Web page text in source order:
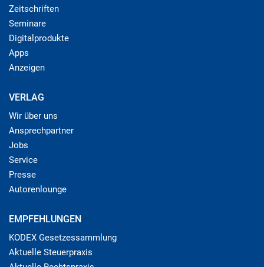
Zeitschriften
Seminare
Digitalprodukte
Apps
Anzeigen
VERLAG
Wir über uns
Ansprechpartner
Jobs
Service
Presse
Autorenlounge
EMPFEHLUNGEN
KODEX Gesetzessammlung
Aktuelle Steuerpraxis